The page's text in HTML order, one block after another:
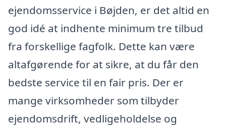
ejendomsservice i Bøjden, er det altid en
god idé at indhente minimum tre tilbud
fra forskellige fagfolk. Dette kan være
altafgørende for at sikre, at du får den
bedste service til en fair pris. Der er
mange virksomheder som tilbyder
ejendomsdrift, vedligeholdelse og